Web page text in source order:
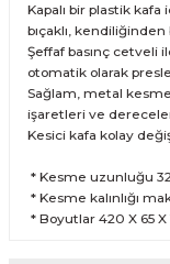
yanınızdayız.
Kapalı bir plastik
bıçaklı,
Şeffaf basınç cetveli
otomatik olarak
Sağlam, metal
işaretleri ve
Kesici kafa kolay
* Kesme uzunluğu
* Kesme kalınlığı
* Boyutlar 420 X 65